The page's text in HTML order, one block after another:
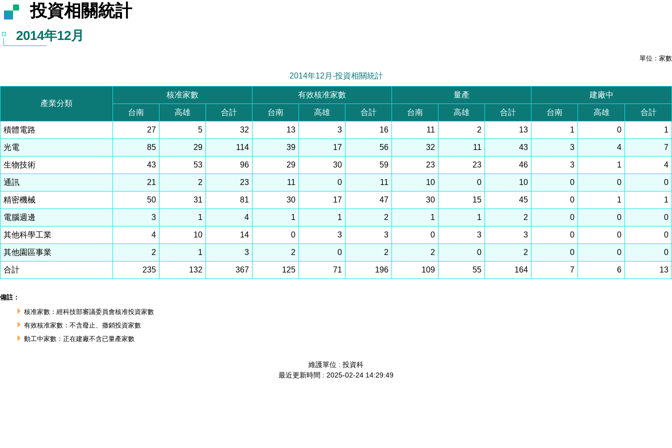
投資相關統計
2014年12月
單位：家數
2014年12月-投資相關統計
產業分類
核准家數 有效核准家數 量產 建廠中
台南 高雄 合計 台南 高雄 合計 台南 高雄 合計 台南 高雄 合計
積體電路 27 5 32 13 3 16 11 2 13 1 0 1
光電 85 29 114 39 17 56 32 11 43 3 4 7
生物技術 43 53 96 29 30 59 23 23 46 3 1 4
通訊 21 2 23 11 0 11 10 0 10 0 0 0
精密機械 50 31 81 30 17 47 30 15 45 0 1 1
電腦週邊 3 1 4 1 1 2 1 1 2 0 0 0
其他科學工業 4 10 14 0 3 3 0 3 3 0 0 0
其他園區事業 2 1 3 2 0 2 2 0 2 0 0 0
合計 235 132 367 125 71 196 109 55 164 7 6 13
備註：
核准家數：經科技部審議委員會核准投資家數
有效核准家數：不含廢止、撒銷投資家數
動工中家數：正在建廠不含已量產家數
維護單位 : 投資科
最近更新時間 : 2025-02-24 14:29:49